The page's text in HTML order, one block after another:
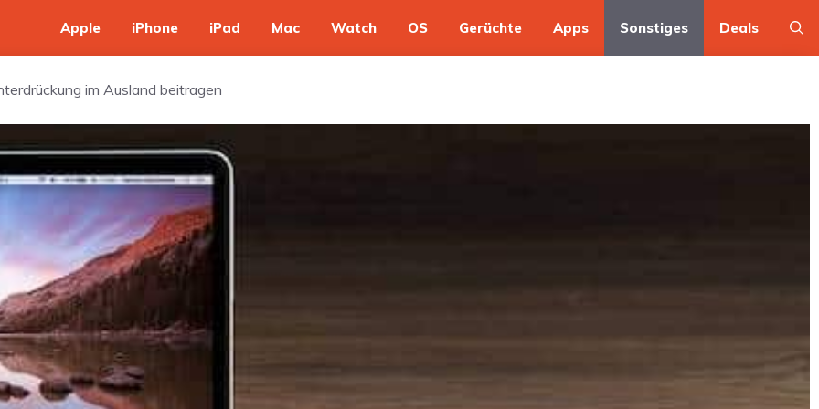
Apple iPhone iPad Mac Watch OS Gerüchte Apps Sonstiges Deals
im Ausland beitragen